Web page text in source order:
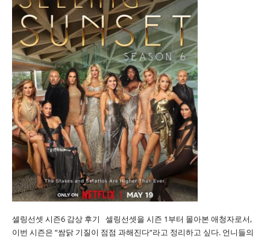
셀링선셋 시즌6 감상 후기 셀링선셋을 시즌 1부터 몰아본 애청자로서,
이번 시즌은 “쌈닭 기질이 점점 과해진다“라고 정리하고 싶다. 언니들의